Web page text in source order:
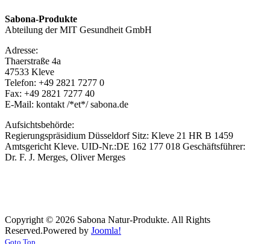
Sabona-Produkte
Abteilung der MIT Gesundheit GmbH
Adresse:
Thaerstraße 4a
47533 Kleve
Telefon: +49 2821 7277 0
Fax: +49 2821 7277 40
E-Mail: kontakt /*et*/ sabona.de
Aufsichtsbehörde:
Regierungspräsidium Düsseldorf Sitz: Kleve 21 HR B 1459
Amtsgericht Kleve. UID-Nr.:DE 162 177 018 Geschäftsführer:
Dr. F. J. Merges, Oliver Merges
Copyright © 2026 Sabona Natur-Produkte. All Rights
Reserved.Powered by Joomla!
Goto Top